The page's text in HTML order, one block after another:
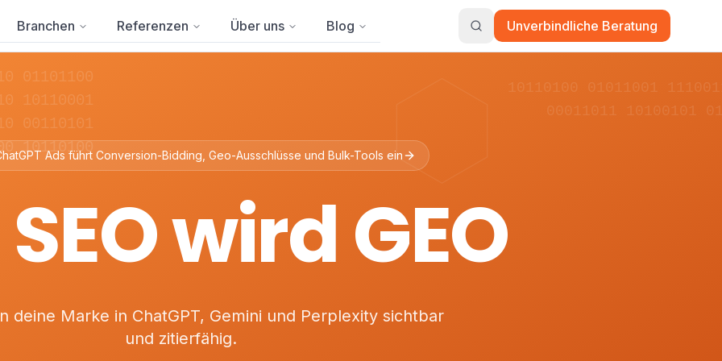
Branchen Referenzen Über uns Blog Unverbindliche Beratung
01101100
10110001
00110101
10110100
10110100 01011001
00011011 10100101
Ads führt Conversion-Bidding, Geo-Ausschlüsse und Bulk-Tools ein
wird GEO
deine Marke in ChatGPT, Gemini und Perplexity sichtbar
und zitierfähig.